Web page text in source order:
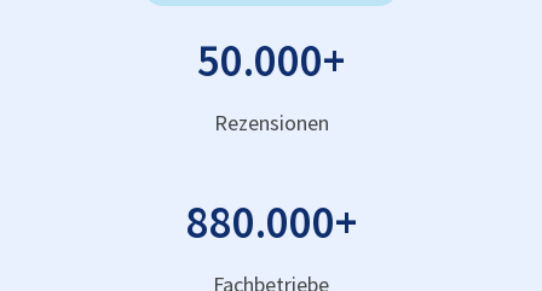
50.000+
Rezensionen
880.000+
Fachbetriebe